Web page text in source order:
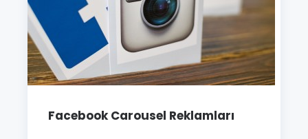
Facebook Carousel Reklamları